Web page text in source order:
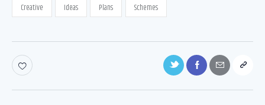
Creative Ideas Plans Schemes